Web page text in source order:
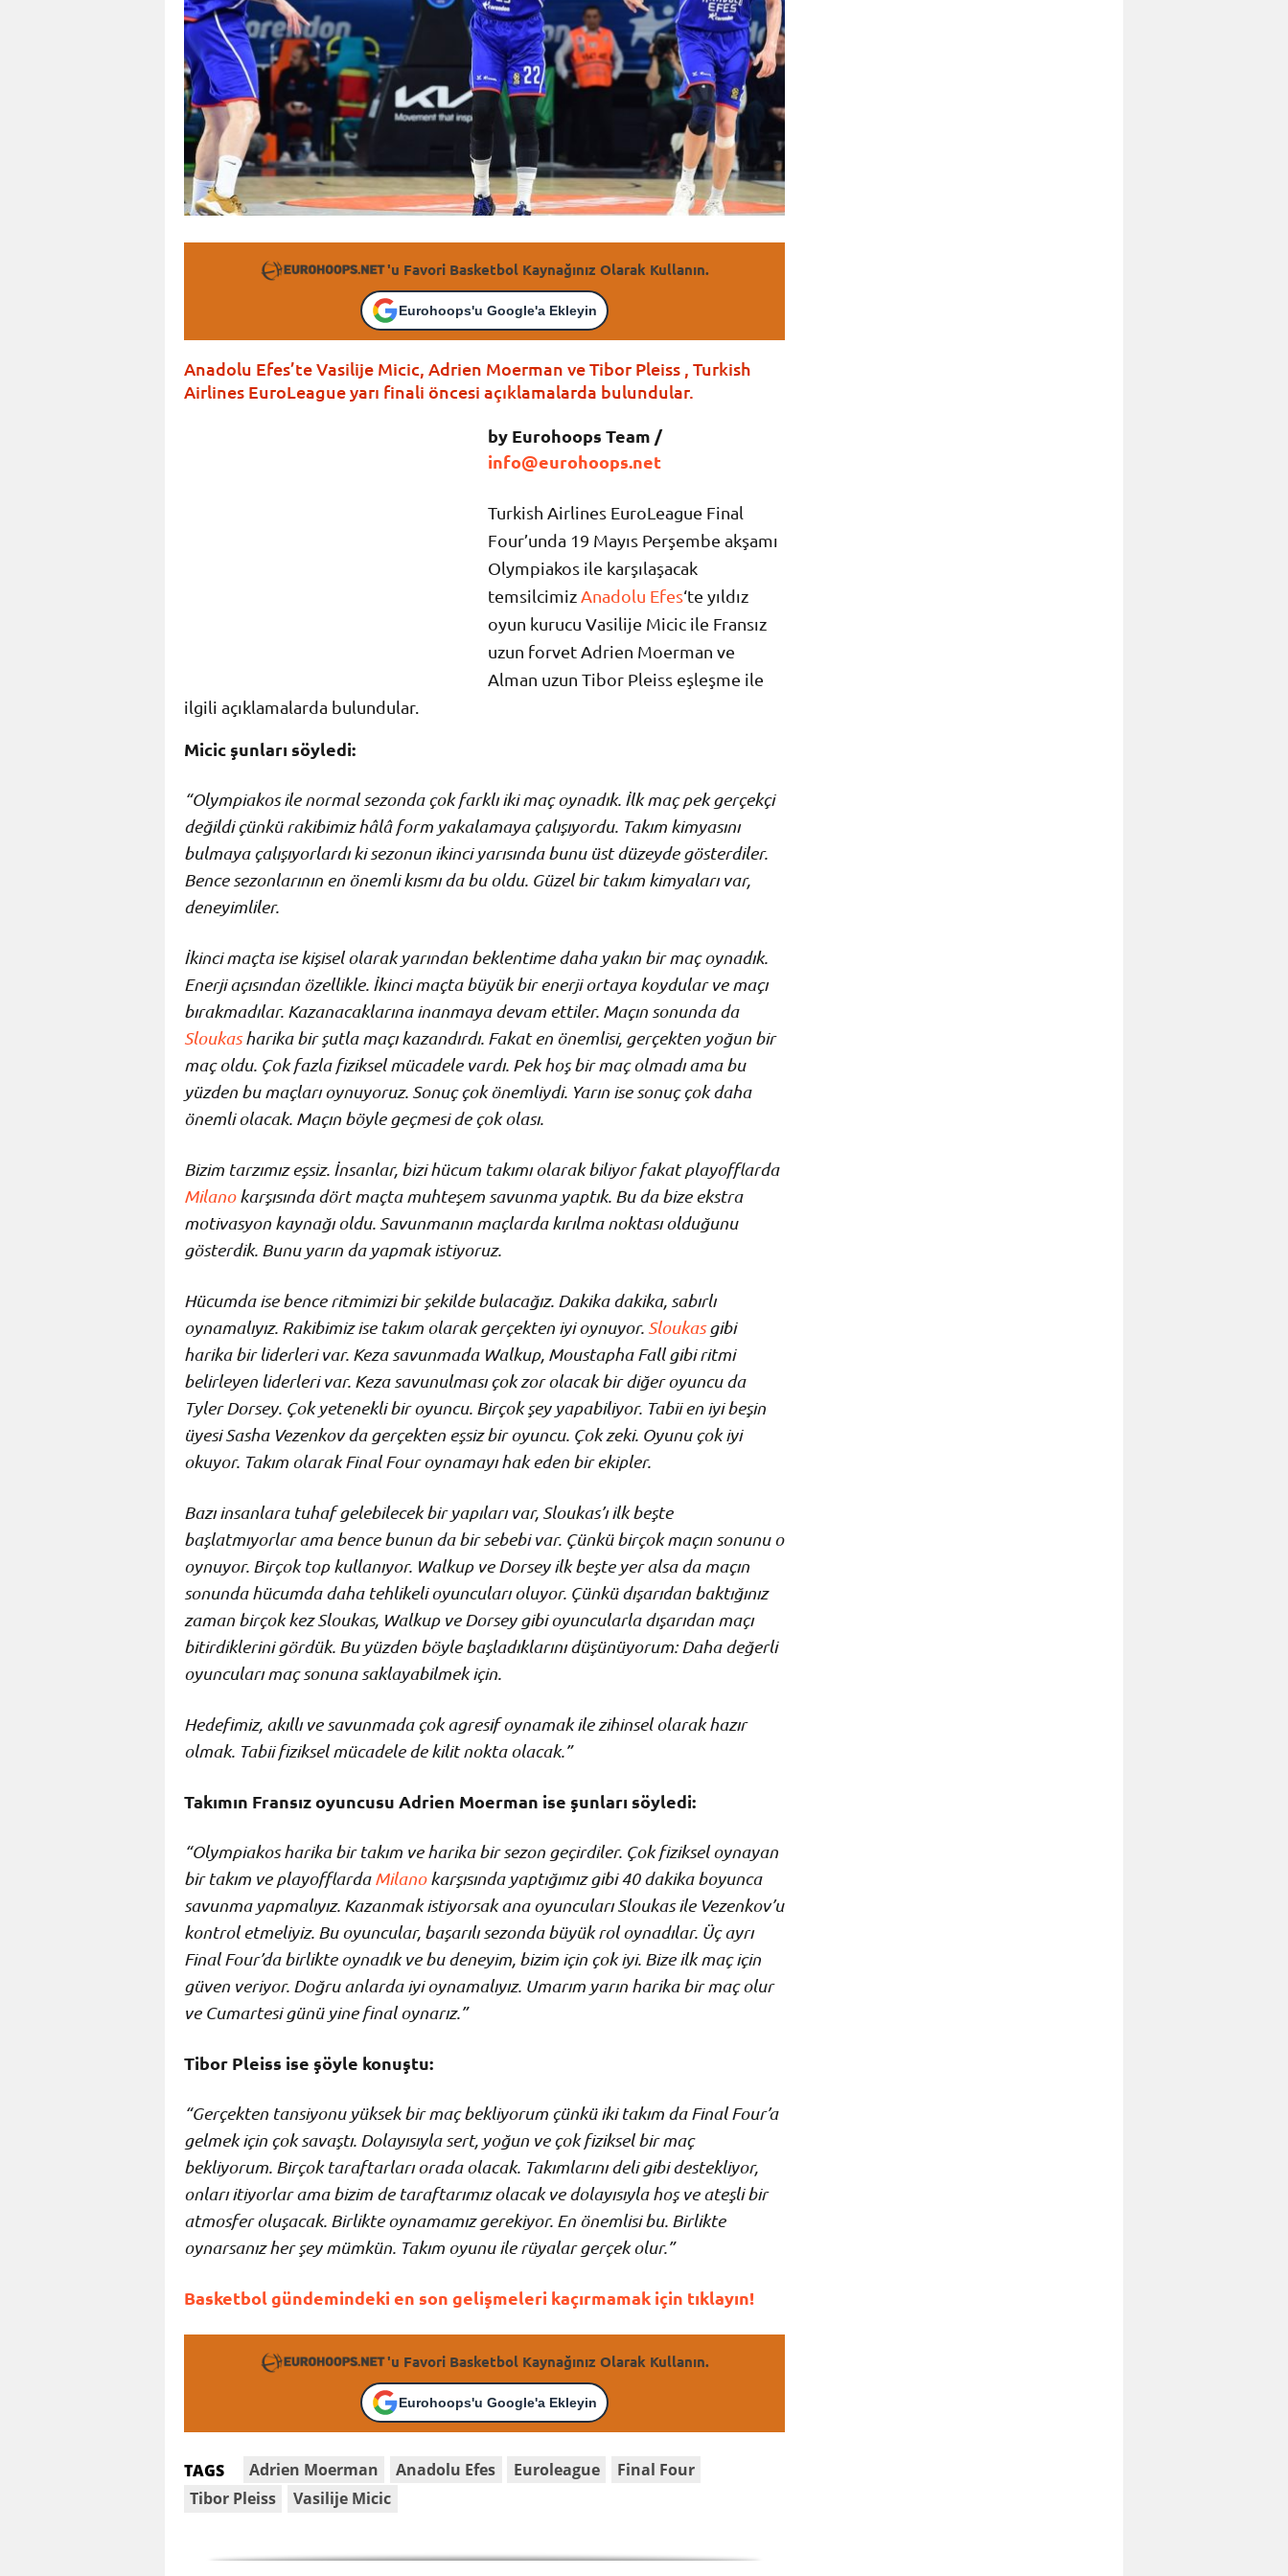
'u Favori Basketbol Kaynağınız Olarak Kullanın.
Eurohoops'u Google'a Ekleyin
Anadolu Efes’te Vasilije Micic, Adrien Moerman ve Tibor Pleiss , Turkish
Airlines EuroLeague yarı finali öncesi açıklamalarda bulundular.
by Eurohoops Team /
info@eurohoops.net
Turkish Airlines EuroLeague Final
Four’unda 19 Mayıs Perşembe akşamı
Olympiakos ile karşılaşacak
temsilcimiz Anadolu Efes‘te yıldız
oyun kurucu Vasilije Micic ile Fransız
uzun forvet Adrien Moerman ve
Alman uzun Tibor Pleiss eşleşme ile
ilgili açıklamalarda bulundular.
Micic şunları söyledi:
“Olympiakos ile normal sezonda çok farklı iki maç oynadık. İlk maç pek gerçekçi
değildi çünkü rakibimiz hâlâ form yakalamaya çalışıyordu. Takım kimyasını
bulmaya çalışıyorlardı ki sezonun ikinci yarısında bunu üst düzeyde gösterdiler.
Bence sezonlarının en önemli kısmı da bu oldu. Güzel bir takım kimyaları var,
deneyimliler.
İkinci maçta ise kişisel olarak yarından beklentime daha yakın bir maç oynadık.
Enerji açısından özellikle. İkinci maçta büyük bir enerji ortaya koydular ve maçı
bırakmadılar. Kazanacaklarına inanmaya devam ettiler. Maçın sonunda da
Sloukasharika bir şutla maçı kazandırdı. Fakat en önemlisi, gerçekten yoğun bir
maç oldu. Çok fazla fiziksel mücadele vardı. Pek hoş bir maç olmadı ama bu
yüzden bu maçları oynuyoruz. Sonuç çok önemliydi. Yarın ise sonuç çok daha
önemli olacak. Maçın böyle geçmesi de çok olası.
Bizim tarzımız eşsiz. İnsanlar, bizi hücum takımı olarak biliyor fakat playofflarda
Milanokarşısında dört maçta muhteşem savunma yaptık. Bu da bize ekstra
motivasyon kaynağı oldu. Savunmanın maçlarda kırılma noktası olduğunu
gösterdik. Bunu yarın da yapmak istiyoruz.
Hücumda ise bence ritmimizi bir şekilde bulacağız. Dakika dakika, sabırlı
oynamalıyız. Rakibimiz ise takım olarak gerçekten iyi oynuyor. Sloukasgibi
harika bir liderleri var. Keza savunmada Walkup, Moustapha Fall gibi ritmi
belirleyen liderleri var. Keza savunulması çok zor olacak bir diğer oyuncu da
Tyler Dorsey. Çok yetenekli bir oyuncu. Birçok şey yapabiliyor. Tabii en iyi beşin
üyesi Sasha Vezenkov da gerçekten eşsiz bir oyuncu. Çok zeki. Oyunu çok iyi
okuyor. Takım olarak Final Four oynamayı hak eden bir ekipler.
Bazı insanlara tuhaf gelebilecek bir yapıları var, Sloukas’ı ilk beşte
başlatmıyorlar ama bence bunun da bir sebebi var. Çünkü birçok maçın sonunu o
oynuyor. Birçok top kullanıyor. Walkup ve Dorsey ilk beşte yer alsa da maçın
sonunda hücumda daha tehlikeli oyuncuları oluyor. Çünkü dışarıdan baktığınız
zaman birçok kez Sloukas, Walkup ve Dorsey gibi oyuncularla dışarıdan maçı
bitirdiklerini gördük. Bu yüzden böyle başladıklarını düşünüyorum: Daha değerli
oyuncuları maç sonuna saklayabilmek için.
Hedefimiz, akıllı ve savunmada çok agresif oynamak ile zihinsel olarak hazır
olmak. Tabii fiziksel mücadele de kilit nokta olacak.”
Takımın Fransız oyuncusu Adrien Moerman ise şunları söyledi:
“Olympiakos harika bir takım ve harika bir sezon geçirdiler. Çok fiziksel oynayan
bir takım ve playofflardaMilanokarşısında yaptığımız gibi 40 dakika boyunca
savunma yapmalıyız. Kazanmak istiyorsak ana oyuncuları Sloukas ile Vezenkov’u
kontrol etmeliyiz. Bu oyuncular, başarılı sezonda büyük rol oynadılar. Üç ayrı
Final Four’da birlikte oynadık ve bu deneyim, bizim için çok iyi. Bize ilk maç için
güven veriyor. Doğru anlarda iyi oynamalıyız. Umarım yarın harika bir maç olur
ve Cumartesi günü yine final oynarız.”
Tibor Pleiss ise şöyle konuştu:
“Gerçekten tansiyonu yüksek bir maç bekliyorum çünkü iki takım da Final Four’a
gelmek için çok savaştı. Dolayısıyla sert, yoğun ve çok fiziksel bir maç
bekliyorum. Birçok taraftarları orada olacak. Takımlarını deli gibi destekliyor,
onları itiyorlar ama bizim de taraftarımız olacak ve dolayısıyla hoş ve ateşli bir
atmosfer oluşacak. Birlikte oynamamız gerekiyor. En önemlisi bu. Birlikte
oynarsanız her şey mümkün. Takım oyunu ile rüyalar gerçek olur.”
Basketbol gündemindeki en son gelişmeleri kaçırmamak için tıklayın!
'u Favori Basketbol Kaynağınız Olarak Kullanın.
Eurohoops'u Google'a Ekleyin
TAGS Adrien Moerman Anadolu Efes Euroleague
Final Four
Tibor Pleiss
Vasilije Micic